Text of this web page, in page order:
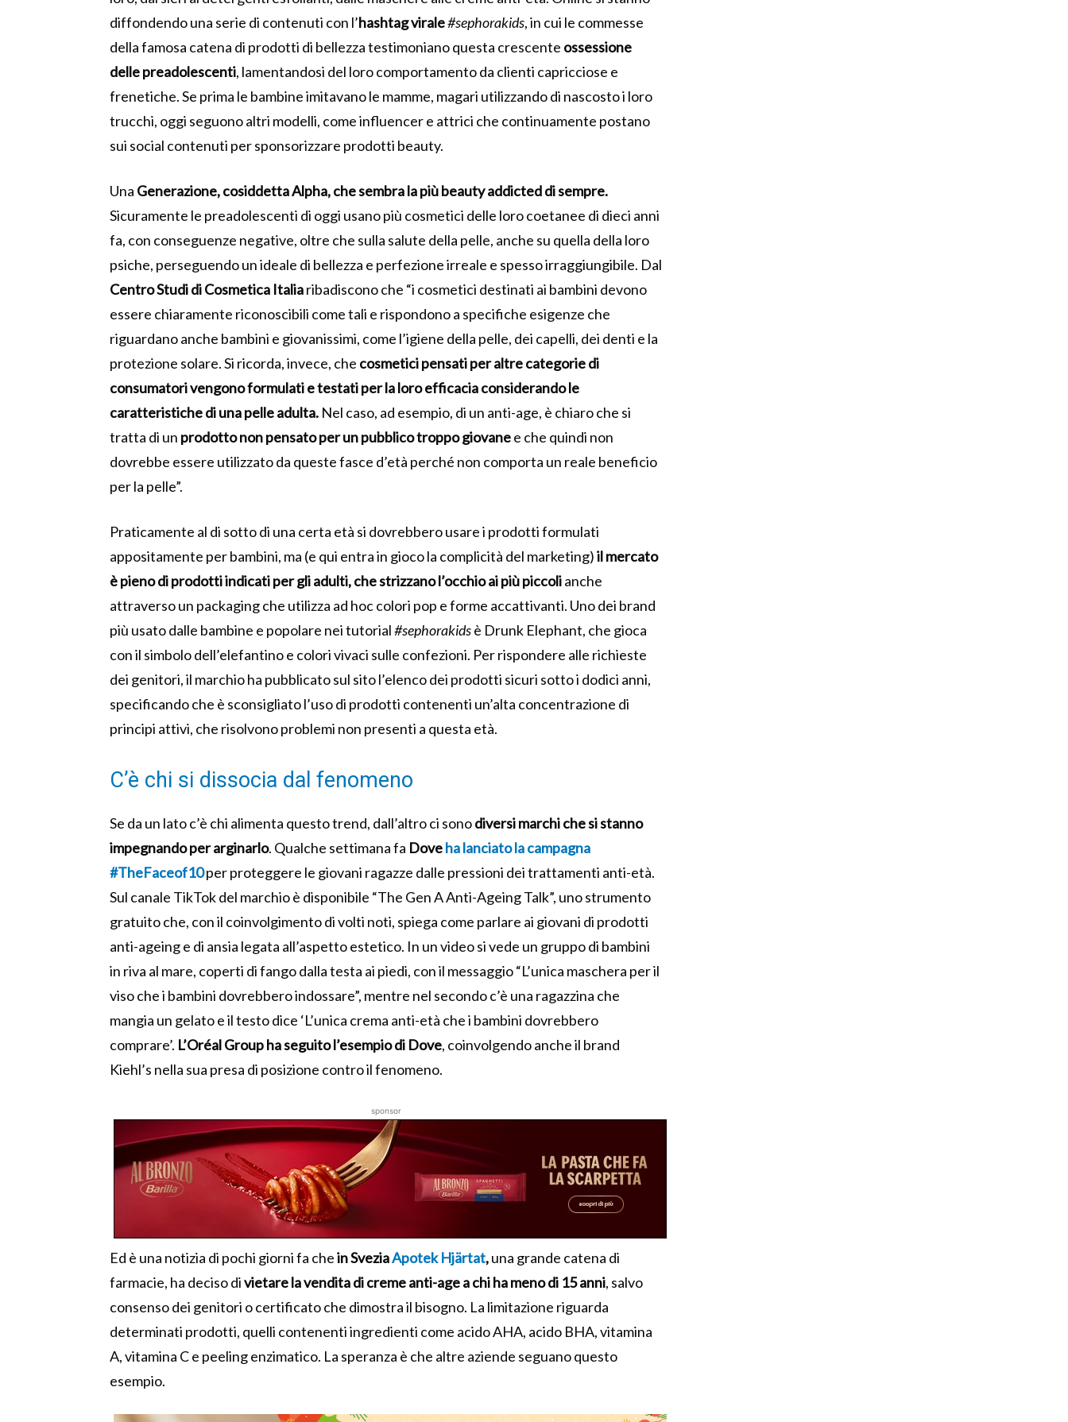
diffondendo una serie di contenuti con l’hashtag virale#sephorakids, in cui le commesse
della famosa catena di prodotti di bellezza testimoniano questa crescente ossessione
delle preadolescenti, lamentandosi del loro comportamento da clienti capricciose e
frenetiche. Se prima le bambine imitavano le mamme, magari utilizzando di nascosto i loro
trucchi, oggi seguono altri modelli, come influencer e attrici che continuamente postano
sui social contenuti per sponsorizzare prodotti beauty.
Una Generazione, cosiddetta Alpha, che sembrala più beauty addicted di sempre.
Sicuramente le preadolescenti di oggi usano più cosmetici delle loro coetanee di dieci anni
fa, con conseguenze negative, oltre che sulla salute della pelle, anche su quella della loro
psiche, perseguendo un ideale di bellezza e perfezione irreale e spesso irraggiungibile. Dal
Centro Studi di Cosmetica Italiaribadiscono che “i cosmetici destinati ai bambini devono
essere chiaramente riconoscibili come tali e rispondono a specifiche esigenze che
riguardano anche bambini e giovanissimi, come l’igiene della pelle, dei capelli, dei denti e la
protezione solare. Si ricorda, invece, che cosmetici pensati per altre categorie di
consumatori vengono formulati e testati per la loro efficacia considerando le
caratteristiche di una pelle adulta. Nel caso, ad esempio, di un anti-age, è chiaro che si
tratta di un prodotto non pensato per un pubblico troppo giovanee che quindi non
dovrebbe essere utilizzato da queste fasce d’età perché non comporta un reale beneficio
per la pelle”.
Praticamente al di sotto di una certa età si dovrebbero usare i prodotti formulati
appositamente per bambini, ma (e qui entra in gioco la complicità del marketing)il mercato
è pieno di prodotti indicati per gli adulti, che strizzano l’occhio ai più piccolianche
attraverso un packaging che utilizza ad hoc colori pop e forme accattivanti. Uno dei brand
più usato dalle bambine e popolare nei tutorial#sephorakidsè Drunk Elephant, che gioca
con il simbolo dell’elefantino e colori vivaci sulle confezioni. Per rispondere alle richieste
dei genitori, il marchio ha pubblicato sul sito l’elenco dei prodotti sicuri sotto i dodici anni,
specificando che è sconsigliato l’uso di prodotti contenenti un’alta concentrazione di
principi attivi, che risolvono problemi non presenti a questa età.
C’è chi si dissocia dal fenomeno
Se da un lato c’è chi alimenta questo trend, dall’altro ci sonodiversi marchi che si stanno
impegnando per arginarlo. Qualche settimana fa Doveha lanciato la campagna
#TheFaceof10per proteggere le giovani ragazze dalle pressioni dei trattamenti anti-età.
Sul canale TikTok del marchio è disponibile “The Gen A Anti-Ageing Talk”, uno strumento
gratuito che, con il coinvolgimento di volti noti, spiega come parlare ai giovani di prodotti
anti-ageing e di ansia legata all’aspetto estetico. In un video si vede un gruppo di bambini
in riva al mare, coperti di fango dalla testa ai piedi, con il messaggio “L’unica maschera per il
viso che i bambini dovrebbero indossare”, mentre nel secondo c’è una ragazzina che
mangia un gelato e il testo dice ‘L’unica crema anti-età che i bambini dovrebbero
comprare’. L’Oréal Group ha seguito l’esempio di Dove, coinvolgendo anche il brand
Kiehl’s nella sua presa di posizione contro il fenomeno.
sponsor
Ed è una notizia di pochi giorni fa chein SveziaApotek Hjärtat,una grande catena di
farmacie, ha deciso divietare la vendita di creme anti-age a chi ha meno di 15 anni, salvo
consenso dei genitori o certificato che dimostra il bisogno. La limitazione riguarda
determinati prodotti, quelli contenenti ingredienti come acido AHA, acido BHA, vitamina
A, vitamina C e peeling enzimatico. La speranza è che altre aziende seguano questo
esempio.